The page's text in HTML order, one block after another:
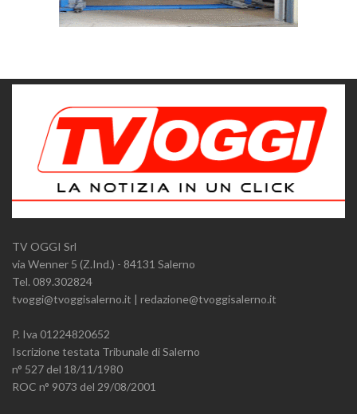
TV OGGI Srl
via Wenner 5 (Z.Ind.) - 84131 Salerno
Tel. 089.302824
tvoggi@tvoggisalerno.it | redazione@tvoggisalerno.it
P. Iva 01224820652
Iscrizione testata Tribunale di Salerno
n° 527 del 18/11/1980
ROC n° 9073 del 29/08/2001